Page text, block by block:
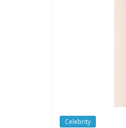
Celebrity